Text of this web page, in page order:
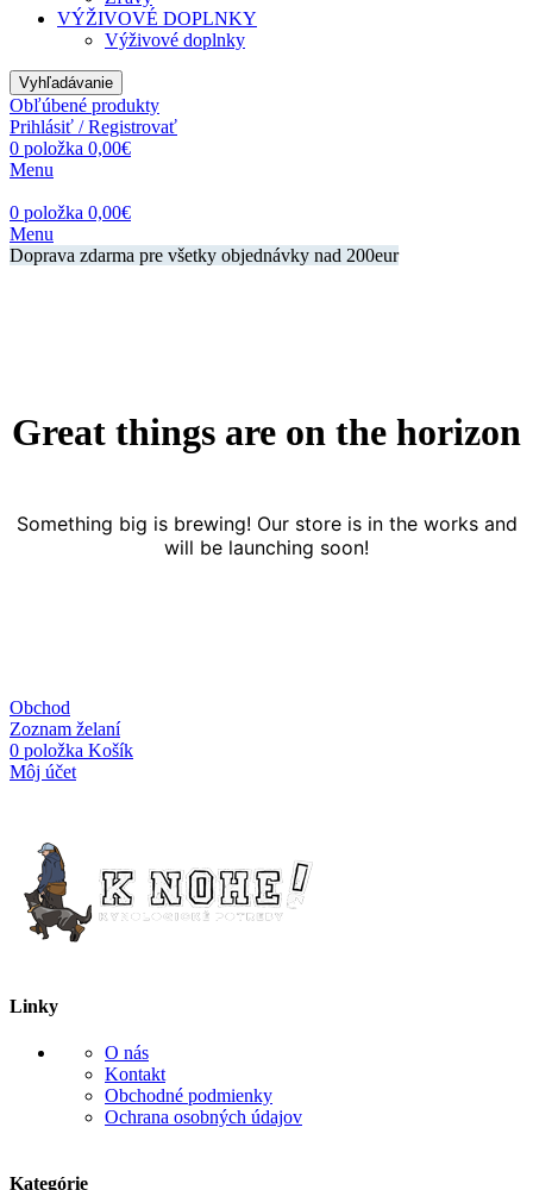
VÝŽIVOVÉ DOPLNKY
Výživové doplnky
Vyhľadávanie
Obľúbené produkty
Prihlásiť / Registrovať
0 položka 0,00€
Menu
0 položka 0,00€
Menu
Doprava zdarma pre všetky objednávky nad 200eur
Great things are on the horizon
Something big is brewing! Our store is in the works and
will be launching soon!
Obchod
Zoznam želaní
0 položka Košík
Môj účet
Linky
O nás
Kontakt
Obchodné podmienky
Ochrana osobných údajov
Kategórie